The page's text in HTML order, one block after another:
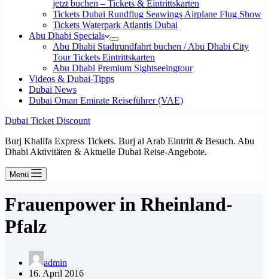
jetzt buchen – Tickets & Eintrittskarten
Tickets Dubai Rundflug Seawings Airplane Flug Show
Tickets Waterpark Atlantis Dubai
Abu Dhabi Specials
Abu Dhabi Stadtrundfahrt buchen / Abu Dhabi City
Tour Tickets Eintrittskarten
Abu Dhabi Premium Sightseeingtour
Videos & Dubai-Tipps
Dubai News
Dubai Oman Emirate Reiseführer (VAE)
Dubai Ticket Discount
Burj Khalifa Express Tickets. Burj al Arab Eintritt & Besuch. Abu
Dhabi Aktivitäten & Aktuelle Dubai Reise-Angebote.
Menü
Frauenpower in Rheinland-
Pfalz
admin
16. April 2016